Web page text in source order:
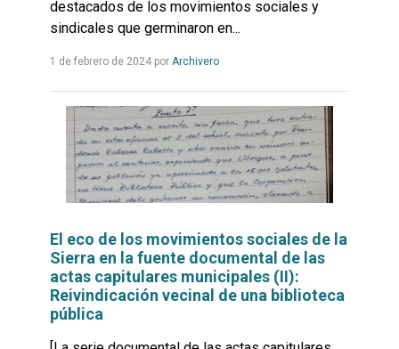
destacados de los movimientos sociales y
sindicales que germinaron en...
1 de febrero de 2024por ArchiveroLeer
El eco de los movimientos sociales de la
Sierra en la fuente documental de las
actas capitulares municipales (II):
Reivindicación vecinal de una biblioteca
pública